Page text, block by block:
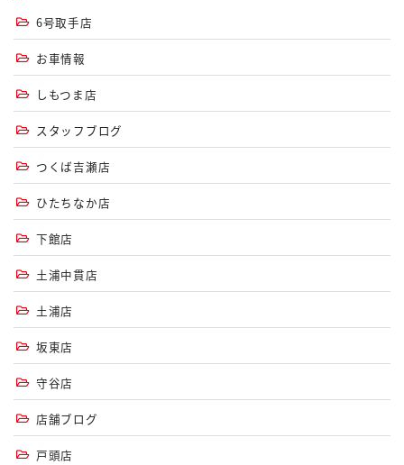
6号取手店
お車情報
しもつま店
スタッフブログ
つくば吉瀬店
ひたちなか店
下館店
土浦中貫店
土浦店
坂東店
守谷店
店舗ブログ
戸頭店